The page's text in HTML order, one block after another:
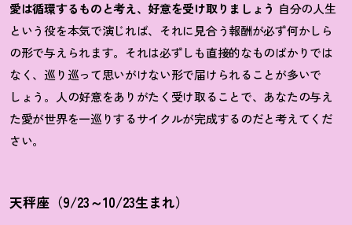
愛は循環するものと考え、好意を受け取りましょう 自分の人生
という役を本気で演じれば、それに見合う報酬が必ず何かしら
の形で与えられます。それは必ずしも直接的なものばかりでは
なく、巡り巡って思いがけない形で届けられることが多いで
しょう。人の好意をありがたく受け取ることで、あなたの与え
た愛が世界を一巡りするサイクルが完成するのだと考えてくだ
さい。
天秤座（9/23～10/23生まれ）